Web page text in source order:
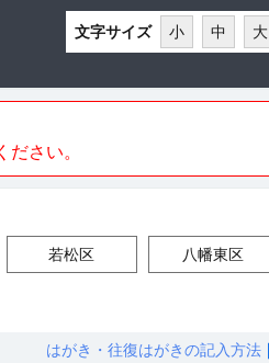
文字サイズ 小 中 大
さい。
若松区 八幡東区
はがき・往復はがきの記入方法